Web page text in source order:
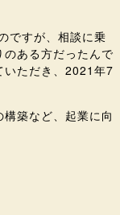
ですが、相談に乗
ある方だったんで
いただき、2021年7
築など、起業に向